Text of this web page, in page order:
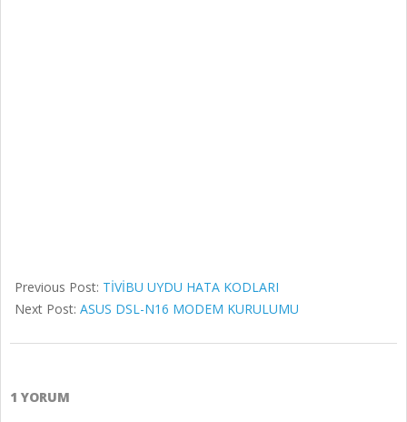
Previous Post: TİVİBU UYDU HATA KODLARI
Next Post: ASUS DSL-N16 MODEM KURULUMU
1 YORUM